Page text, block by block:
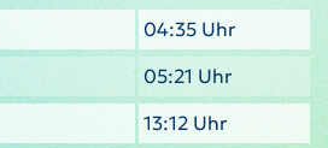
04:35 Uhr
05:21 Uhr
13:12 Uhr